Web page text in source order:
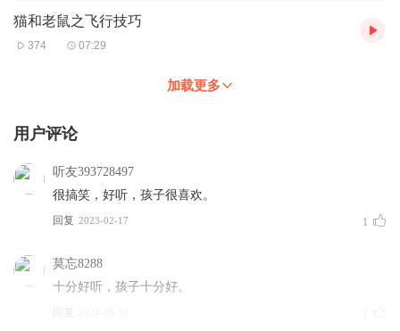
猫和老鼠之飞行技巧
374 07:29
加载更多
用户评论
听友393728497
很搞笑，好听，孩子很喜欢。
回复 2023-02-17 1
莫忘8288
十分好听，孩子十分好。
回复